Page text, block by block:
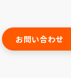
お問い合わせ